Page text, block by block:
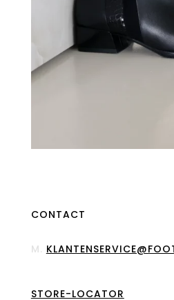
CONTACT
M.
STORE-LOCATOR